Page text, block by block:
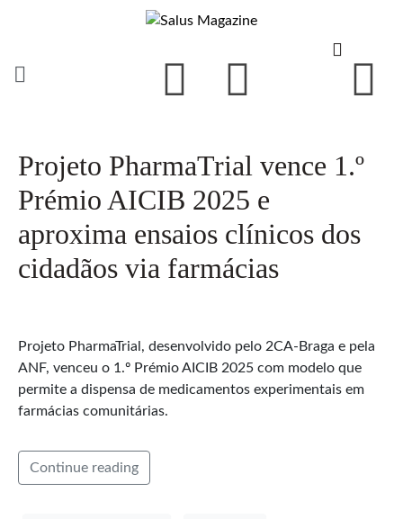
Projeto PharmaTrial vence 1.º
Prémio AICIB 2025 e
aproxima ensaios clínicos dos
cidadãos via farmácias
Projeto PharmaTrial, desenvolvido pelo 2CA-Braga e pela
ANF, venceu o 1.º Prémio AICIB 2025 com modelo que
permite a dispensa de medicamentos experimentais em
farmácias comunitárias.
Continue reading